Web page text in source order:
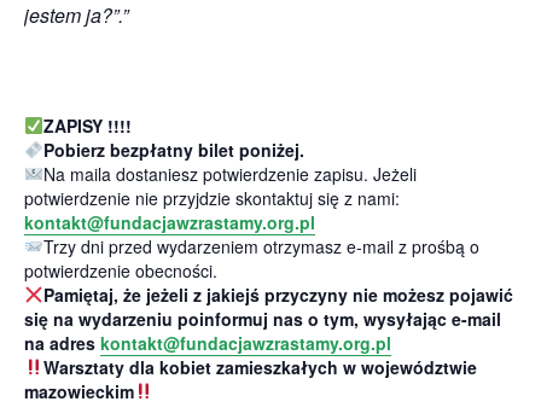
jestem ja?”.”
ZAPISY !!!!
Pobierz bezpłatny bilet poniżej.
Na maila dostaniesz potwierdzenie zapisu. Jeżeli
potwierdzenie nie przyjdzie skontaktuj się z nami:
kontakt@fundacjawzrastamy.org.pl
Trzy dni przed wydarzeniem otrzymasz e-mail z prośbą o
potwierdzenie obecności.
Pamiętaj, że jeżeli z jakiejś przyczyny nie możesz pojawić
się na wydarzeniu poinformuj nas o tym, wysyłając e-mail
na adres kontakt@fundacjawzrastamy.org.pl
Warsztaty dla kobiet zamieszkałych w województwie
mazowieckim